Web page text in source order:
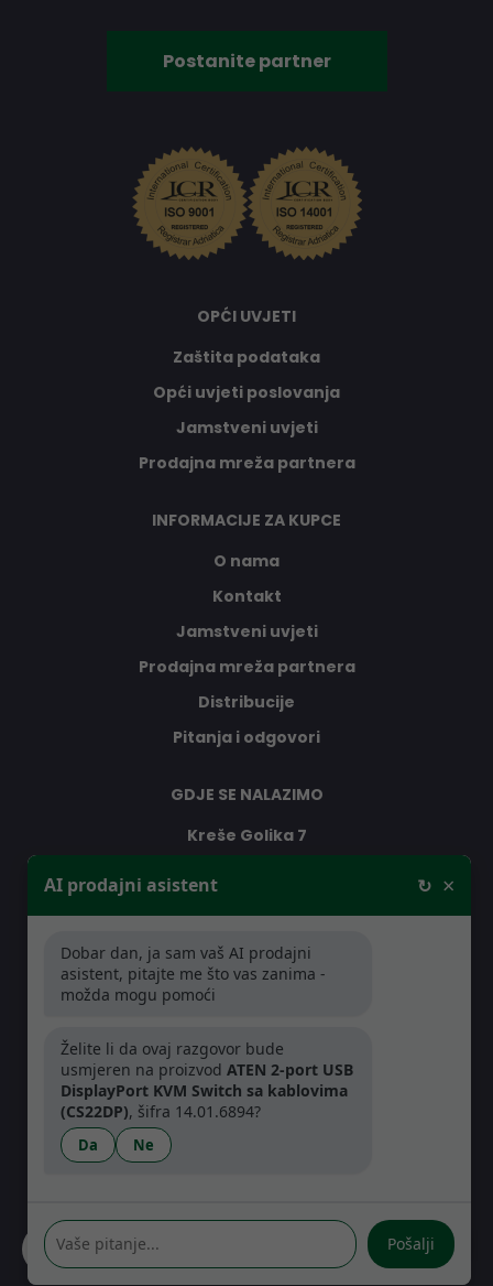
Postanite partner
OPĆI UVJETI
Zaštita podataka
Opći uvjeti poslovanja
Jamstveni uvjeti
Prodajna mreža partnera
INFORMACIJE ZA KUPCE
O nama
Kontakt
Jamstveni uvjeti
Prodajna mreža partnera
Distribucije
Pitanja i odgovori
GDJE SE NALAZIMO
Kreše Golika 7
RADNO VRIJEME
Pon-Čet: 08:30 - 16:30h
Pet: 08:30 - 16:00h
AI prodajni asistent ↻ ×
Dobar dan, ja sam vaš AI prodajni
asistent, pitajte me što vas zanima -
možda mogu pomoći
Želite li da ovaj razgovor bude
usmjeren na proizvod ATEN 2-port USB
DisplayPort KVM Switch sa kablovima
(CS22DP), šifra 14.01.6894?
Da Ne
Pošalji